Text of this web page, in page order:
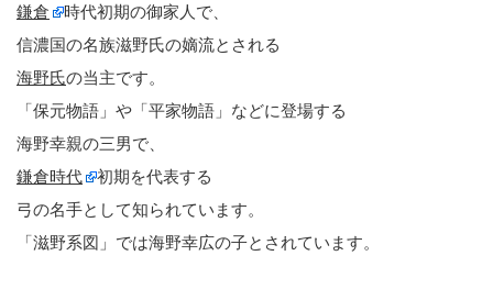
鎌倉
時代初期の御家人で、
信濃国の名族滋野氏の嫡流とされる
海野氏の当主です。
「保元物語」や「平家物語」などに登場する
海野幸親の三男で、
鎌倉時代
初期を代表する
弓の名手として知られています。
「滋野系図」では海野幸広の子とされています。